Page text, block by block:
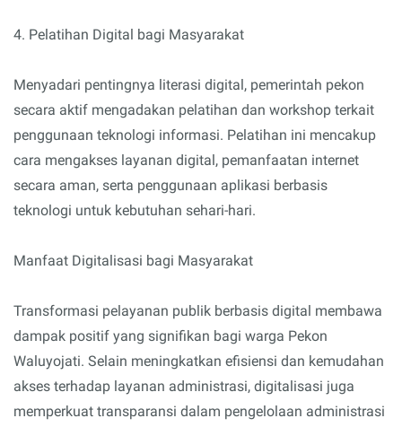
4. Pelatihan Digital bagi Masyarakat
Menyadari pentingnya literasi digital, pemerintah pekon
secara aktif mengadakan pelatihan dan workshop terkait
penggunaan teknologi informasi. Pelatihan ini mencakup
cara mengakses layanan digital, pemanfaatan internet
secara aman, serta penggunaan aplikasi berbasis
teknologi untuk kebutuhan sehari-hari.
Manfaat Digitalisasi bagi Masyarakat
Transformasi pelayanan publik berbasis digital membawa
dampak positif yang signifikan bagi warga Pekon
Waluyojati. Selain meningkatkan efisiensi dan kemudahan
akses terhadap layanan administrasi, digitalisasi juga
memperkuat transparansi dalam pengelolaan administrasi